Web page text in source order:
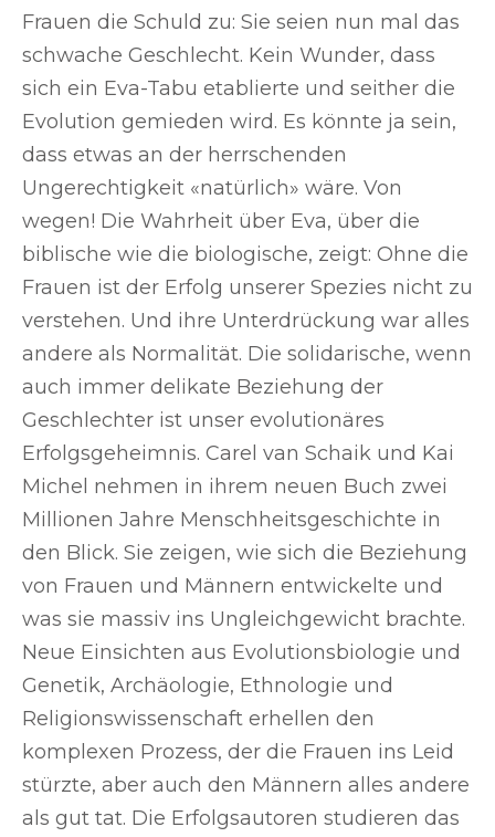
Frauen die Schuld zu: Sie seien nun mal das
schwache Geschlecht. Kein Wunder, dass
sich ein Eva-Tabu etablierte und seither die
Evolution gemieden wird. Es könnte ja sein,
dass etwas an der herrschenden
Ungerechtigkeit «natürlich» wäre. Von
wegen! Die Wahrheit über Eva, über die
biblische wie die biologische, zeigt: Ohne die
Frauen ist der Erfolg unserer Spezies nicht zu
verstehen. Und ihre Unterdrückung war alles
andere als Normalität. Die solidarische, wenn
auch immer delikate Beziehung der
Geschlechter ist unser evolutionäres
Erfolgsgeheimnis. Carel van Schaik und Kai
Michel nehmen in ihrem neuen Buch zwei
Millionen Jahre Menschheitsgeschichte in
den Blick. Sie zeigen, wie sich die Beziehung
von Frauen und Männern entwickelte und
was sie massiv ins Ungleichgewicht brachte.
Neue Einsichten aus Evolutionsbiologie und
Genetik, Archäologie, Ethnologie und
Religionswissenschaft erhellen den
komplexen Prozess, der die Frauen ins Leid
stürzte, aber auch den Männern alles andere
als gut tat. Die Erfolgsautoren studieren das